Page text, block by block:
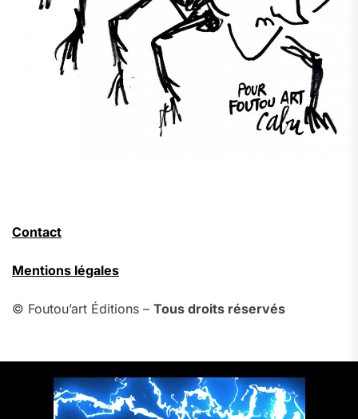
Contact
Mentions légales
© Foutou’art Éditions – Tous droits réservés